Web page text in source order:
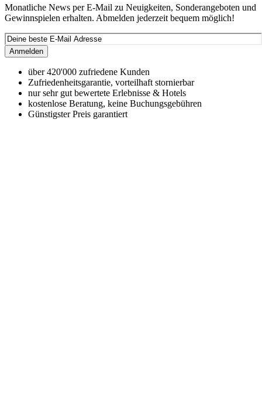
Monatliche News per E-Mail zu Neuigkeiten, Sonderangeboten und
Gewinnspielen erhalten. Abmelden jederzeit bequem möglich!
Anmelden
über 420'000 zufriedene Kunden
Zufriedenheitsgarantie, vorteilhaft stornierbar
nur sehr gut bewertete Erlebnisse & Hotels
kostenlose Beratung, keine Buchungsgebühren
Günstigster Preis garantiert